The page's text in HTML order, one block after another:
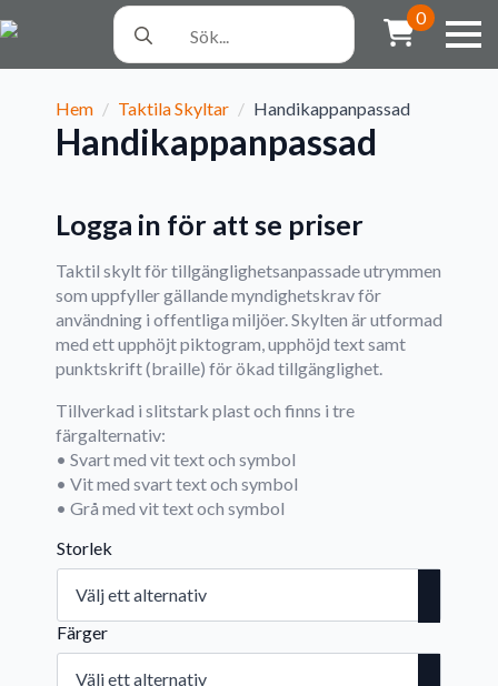
Search
for:
0
Hem Taktila Skyltar Handikappanpassad
Handikappanpassad
Logga in för att se priser
Taktil skylt för tillgänglighetsanpassade utrymmen
som uppfyller gällande myndighetskrav för
användning i offentliga miljöer. Skylten är utformad
med ett upphöjt piktogram, upphöjd text samt
punktskrift (braille) för ökad tillgänglighet.
Tillverkad i slitstark plast och finns i tre
färgalternativ:
• Svart med vit text och symbol
• Vit med svart text och symbol
• Grå med vit text och symbol
Storlek
Färger